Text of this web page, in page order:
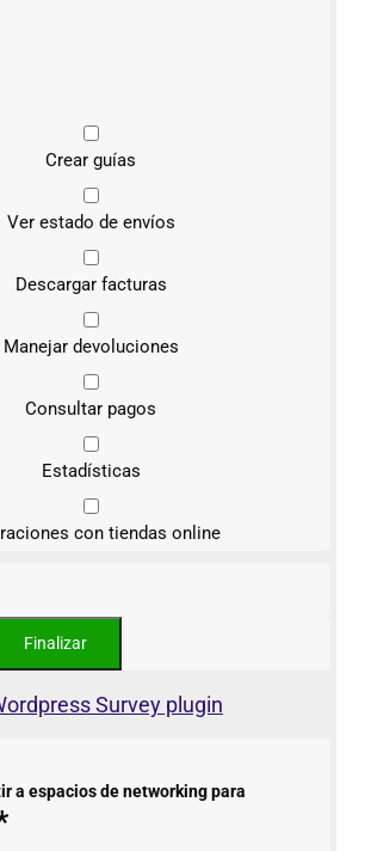
Crear guías
Ver estado de envíos
Descargar facturas
Manejar devoluciones
Consultar pagos
Estadísticas
con tiendas online
Survey plugin
a espacios de networking para